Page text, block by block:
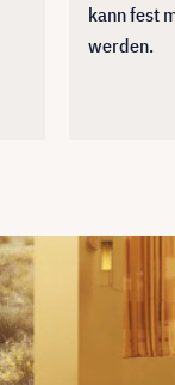
kann fest
werden.